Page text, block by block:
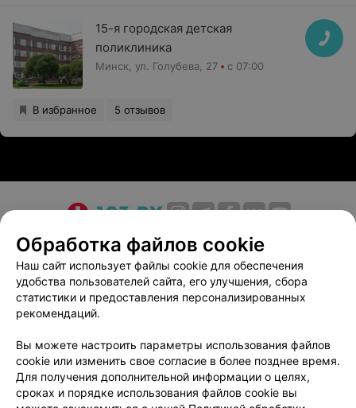
15-я городская детская
поликлиника
Минск, ул. Голубева, 27 с 07:00
В избранное 5 отзывов
О проекте Новости проекта
Размещение рекламы
Медицинский маркетинг
Публичный договор
Пользовательское соглашение
Способы оплаты
Вакансии
Партнеры
Написать в поддержку
Персональные настройки cookie
Обработка персональных данных
Обработка файлов cookie
Наш сайт использует файлы cookie для обеспечения
удобства пользователей сайта, его улучшения, сбора
статистики и предоставления персонализированных
рекомендаций.
Вы можете настроить параметры использования файлов
cookie или изменить свое согласие в более позднее время.
Для получения дополнительной информации о целях,
сроках и порядке использования файлов cookie вы